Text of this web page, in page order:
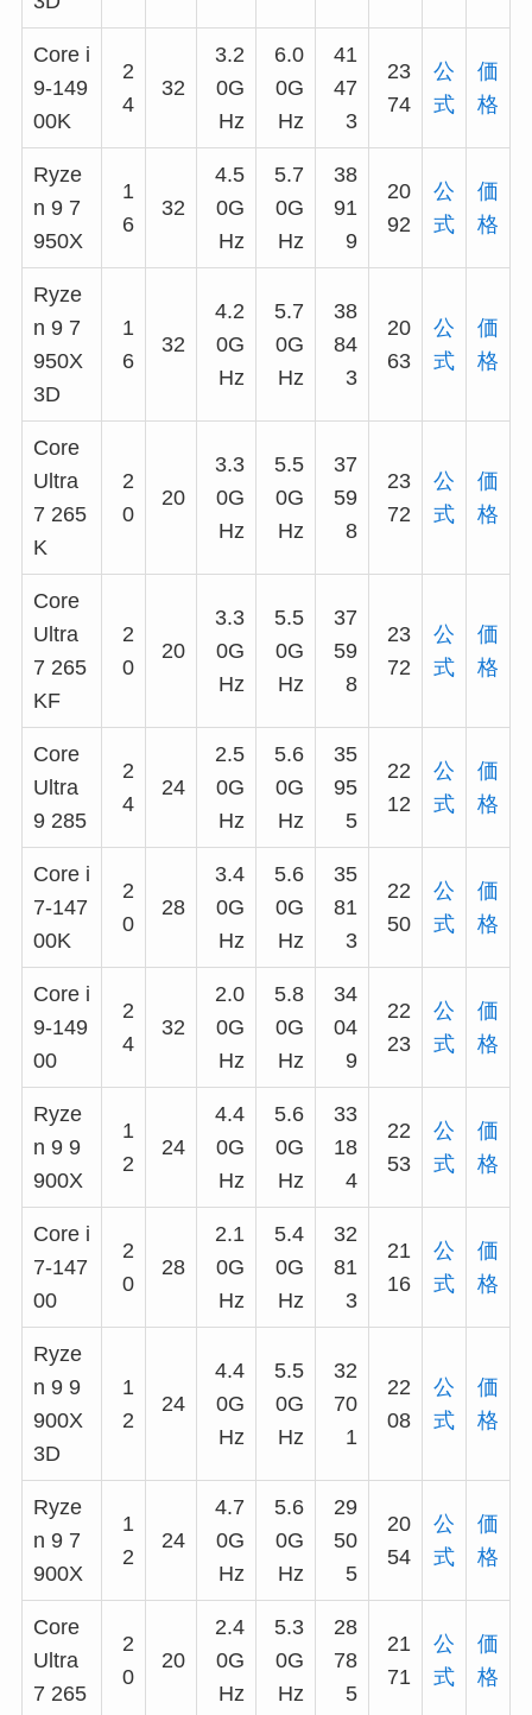
Core i
9-149
00K
2
4
32
3.2
0G
Hz
6.0
0G
Hz
41
47
3
23
74
公
式
価
格
Ryze
n 9 7
950X
1
6
32
4.5
0G
Hz
5.7
0G
Hz
38
91
9
20
92
公
式
価
格
Ryze
n 9 7
950X
3D
1
6
32
4.2
0G
Hz
5.7
0G
Hz
38
84
3
20
63
公
式
価
格
Core
Ultra
7 265
K
2
0
20
3.3
0G
Hz
5.5
0G
Hz
37
59
8
23
72
公
式
価
格
Core
Ultra
7 265
KF
2
0
20
3.3
0G
Hz
5.5
0G
Hz
37
59
8
23
72
公
式
価
格
Core
Ultra
9 285
2
4
24
2.5
0G
Hz
5.6
0G
Hz
35
95
5
22
12
公
式
価
格
Core i
7-147
00K
2
0
28
3.4
0G
Hz
5.6
0G
Hz
35
81
3
22
50
公
式
価
格
Core i
9-149
00
2
4
32
2.0
0G
Hz
5.8
0G
Hz
34
04
9
22
23
公
式
価
格
Ryze
n 9 9
900X
1
2
24
4.4
0G
Hz
5.6
0G
Hz
33
18
4
22
53
公
式
価
格
Core i
7-147
00
2
0
28
2.1
0G
Hz
5.4
0G
Hz
32
81
3
21
16
公
式
価
格
Ryze
n 9 9
900X
3D
1
2
24
4.4
0G
Hz
5.5
0G
Hz
32
70
1
22
08
公
式
価
格
Ryze
n 9 7
900X
1
2
24
4.7
0G
Hz
5.6
0G
Hz
29
50
5
20
54
公
式
価
格
Core
Ultra
7 265
2
0
20
2.4
0G
Hz
5.3
0G
Hz
28
78
5
21
71
公
式
価
格